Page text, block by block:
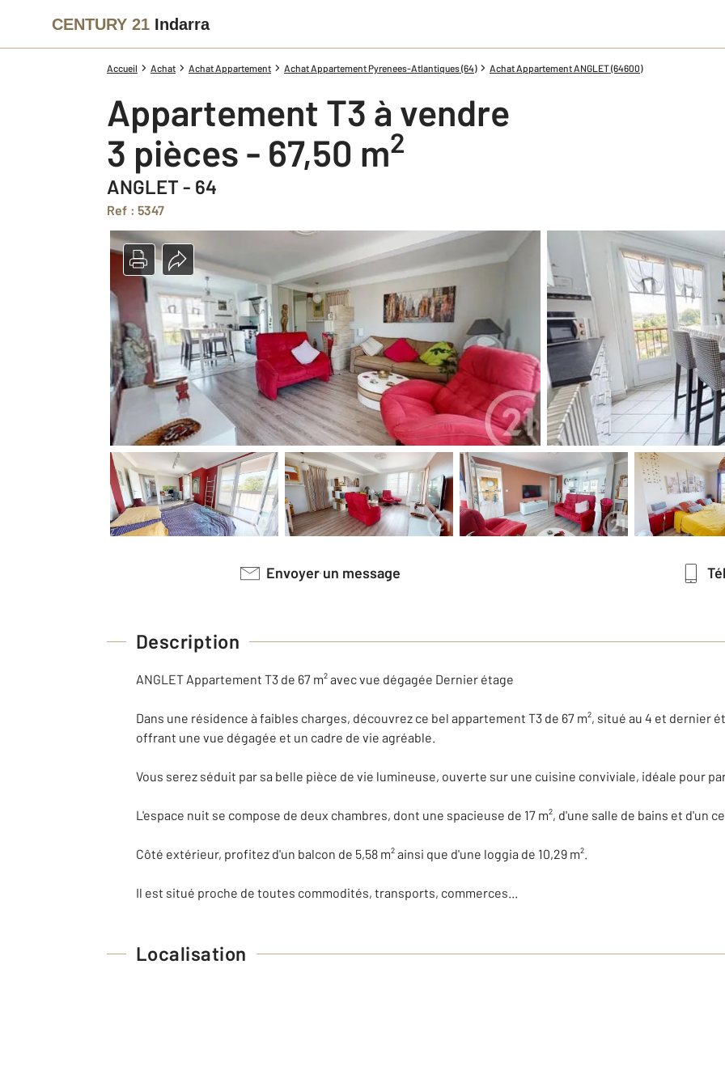
CENTURY 21 Indarra
Accueil Achat Achat Appartement Achat Appartement Pyrenees-Atlantiques (64) Achat Appartement ANGLET (64600)
Appartement T3 à vendre
3 pièces - 67,50 m2
ANGLET - 64
Ref : 5347
Envoyer un message
Description
ANGLET Appartement T3 de 67 m² avec vue dégagée Dernier étage
Dans une résidence à faibles charges, découvrez ce bel appartement T3 de 67 m², situé au 4 et dernier
offrant une vue dégagée et un cadre de vie agréable.
Vous serez séduit par sa belle pièce de vie lumineuse, ouverte sur une cuisine conviviale, idéale pour
L'espace nuit se compose de deux chambres, dont une spacieuse de 17 m², d'une salle de bains et d'un
Côté extérieur, profitez d'un balcon de 5,58 m² ainsi que d'une loggia de 10,29 m².
Il est situé proche de toutes commodités, transports, commerces...
Localisation